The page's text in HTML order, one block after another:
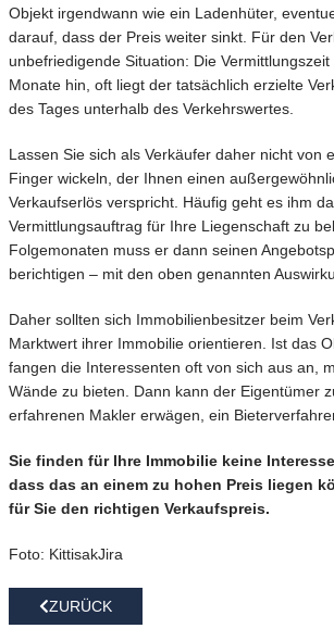
Objekt irgendwann wie ein Ladenhüter,
darauf, dass der Preis weiter sinkt. Für den
unbefriedigende Situation: Die
Monate hin, oft liegt der tatsächlich erzielte
des Tages unterhalb des Verkehrswertes.
Lassen Sie sich als Verkäufer daher nicht von
Finger wickeln, der Ihnen einen
Verkaufserlös verspricht. Häufig geht es ihm
Vermittlungsauftrag für Ihre Liegenschaft zu
Folgemonaten muss er dann seinen
berichtigen – mit den oben genannten
Daher sollten sich Immobilienbesitzer beim
Marktwert ihrer Immobilie orientieren. Ist das
fangen die Interessenten oft von sich aus an,
Wände zu bieten. Dann kann der Eigentümer
erfahrenen Makler erwägen, ein
Sie finden für Ihre Immobilie keine
dass das an einem zu hohen Preis liegen
für Sie den richtigen Verkaufspreis.
Foto: KittisakJira
ZURÜCK